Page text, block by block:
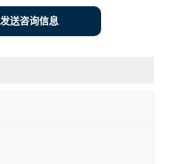
发送咨询信息